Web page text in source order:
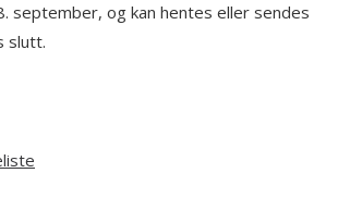
september, og kan hentes eller sendes
slutt.